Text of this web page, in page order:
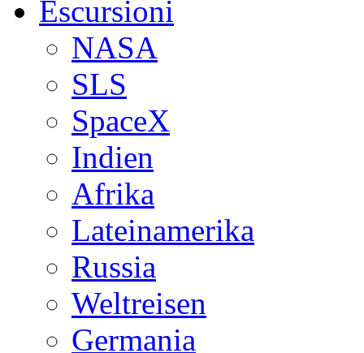
Escursioni
NASA
SLS
SpaceX
Indien
Afrika
Lateinamerika
Russia
Weltreisen
Germania